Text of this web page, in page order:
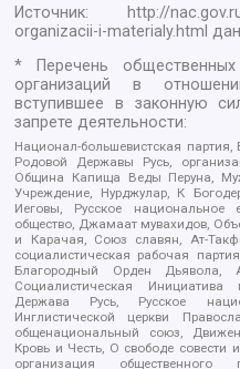
Источник:
http://
organizacii-i-materialy.html
* Перечень
организаций в
вступившее в законную
запрете деятельности:
Национал-большевистская
Родовой Державы Русь,
Община Капища Веды Перуна,
Учреждение, Нурджулар, К
Иеговы, Русское национальное
общество, Джамаат мувахидов,
и Карачая, Союз славян, Ат-
социалистическая рабочая
Благородный Орден Дьявола,
Социалистическая Инициатива
Держава Русь, Русское
Инглистической церкви
общенациональный союз,
Кровь и Честь, О свободе совести
организация общественного